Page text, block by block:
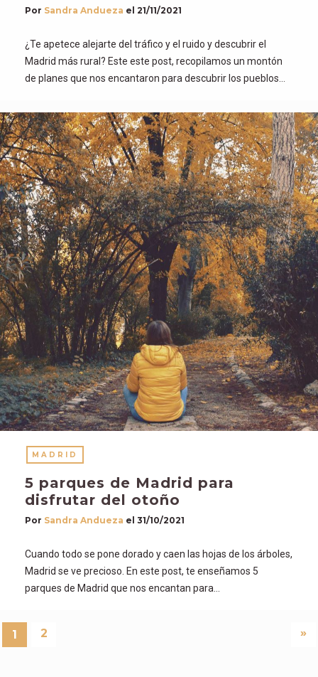
Por Sandra Andueza el 21/11/2021
¿Te apetece alejarte del tráfico y el ruido y descubrir el
Madrid más rural? Este este post, recopilamos un montón
de planes que nos encantaron para descubrir los pueblos…
MADRID
5 parques de Madrid para
disfrutar del otoño
Por Sandra Andueza el 31/10/2021
Cuando todo se pone dorado y caen las hojas de los árboles,
Madrid se ve precioso. En este post, te enseñamos 5
parques de Madrid que nos encantan para…
1 2 »